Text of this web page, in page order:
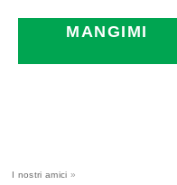
MANGIMI
I nostri amici »